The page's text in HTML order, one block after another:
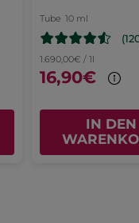
Tube 10 ml
1.690,00€ / 1l
16,90€
IN DEN